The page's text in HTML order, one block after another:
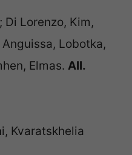
Di Lorenzo, Kim,
Lobotka,
Elmas. All.
Kvaratskhelia